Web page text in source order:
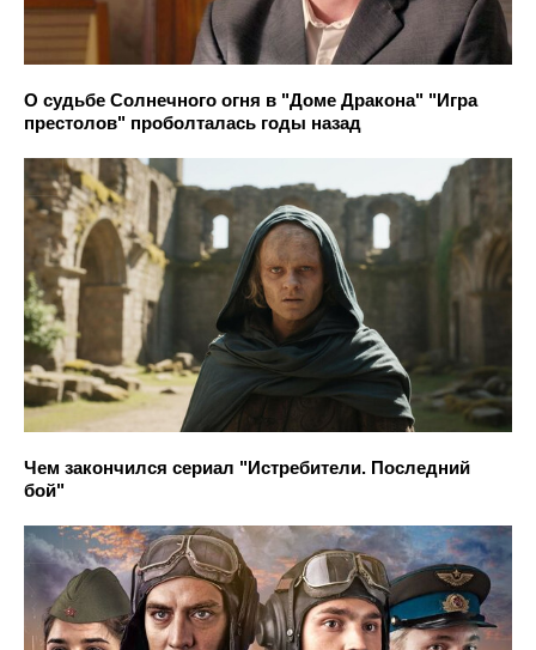
О судьбе Солнечного огня в "Доме Дракона" "Игра
престолов" проболталась годы назад
Чем закончился сериал "Истребители. Последний
бой"